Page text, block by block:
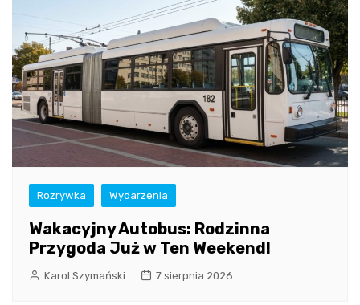
Rozrywka Wydarzenia
Wakacyjny Autobus: Rodzinna
Przygoda Już w Ten Weekend!
Karol Szymański 7 sierpnia 2026